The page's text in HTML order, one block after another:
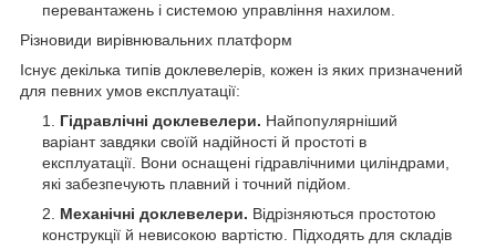
перевантажень і системою управління нахилом.
Різновиди вирівнювальних платформ
Існує декілька типів доклевелерів, кожен із яких призначений
для певних умов експлуатації:
Гідравлічні доклевелери. Найпопулярніший
варіант завдяки своїй надійності й простоті в
експлуатації. Вони оснащені гідравлічними циліндрами,
які забезпечують плавний і точний підйом.
Механічні доклевелери. Відрізняються простотою
конструкції й невисокою вартістю. Підходять для складів